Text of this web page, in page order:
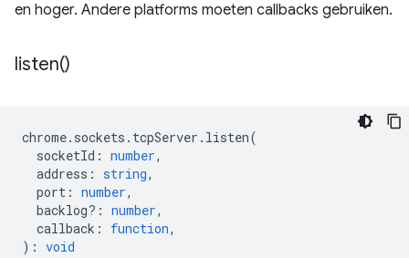
en hoger. Andere platforms moeten callbacks gebruiken.
listen()
chrome. sockets . tcpServer . listen(
socketId : number,
address : string,
port : number,
backlog? : number,
callback : function,
) : void